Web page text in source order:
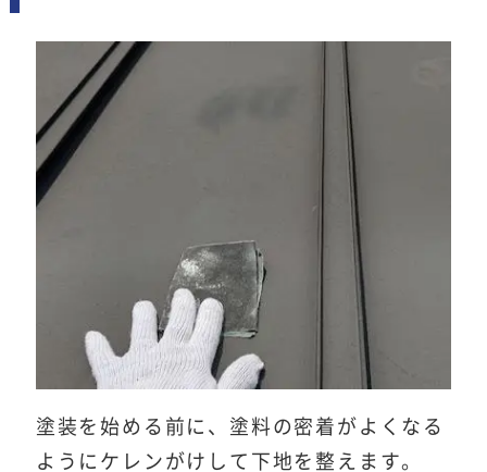
塗装を始める前に、塗料の密着がよくなる
ようにケレンがけして下地を整えます。